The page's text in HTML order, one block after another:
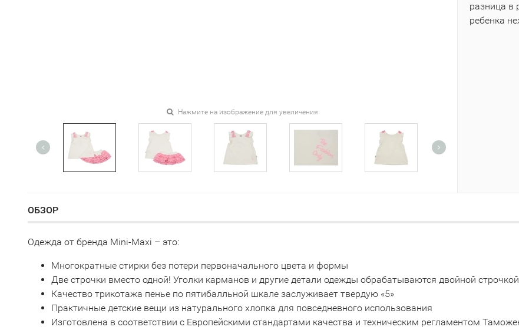
Нажмите на изображение для увеличения
разница в
ребенка
ОБЗОР
Одежда от бренда Mini-Maxi – это:
Многократные стирки без потери первоначального цвета и формы
Две строчки вместо одной! Уголки карманов и другие детали одежды обрабатываются двойной строчкой
Качество трикотажа пенье по пятибалльной шкале заслуживает твердую «5»
Практичные детские вещи из натурального хлопка для повседневного использования
Изготовлена в соответствии с Европейскими стандартами качества и техническим регламентом